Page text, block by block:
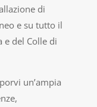
di
e su tutto il
del Colle di
un’ampia